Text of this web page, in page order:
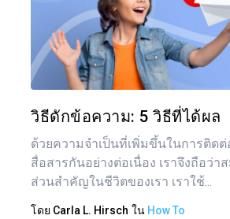
วิธีดักข้อความ: 5 วิธีที่ได้ผล
ด้วยความจำเป็นที่เพิ่มขึ้นในการติด
สื่อสารกันอย่างต่อเนื่อง เราจึงถือว่า
ส่วนสำคัญในชีวิตของเรา เราใช้...
โดย Carla L. Hirsch ใน How To